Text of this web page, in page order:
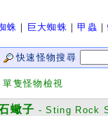
蛛 ｜ 巨大蜘蛛 ｜甲蟲 ｜
快速怪物搜尋
隻怪物檢視
蠍子 - Sting Rock